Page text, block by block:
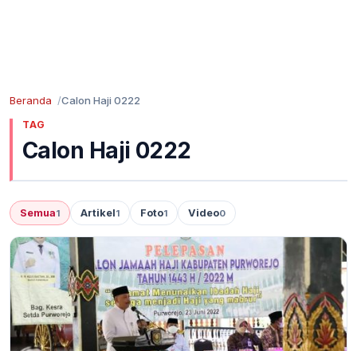
Beranda Calon Haji 0222
TAG
Calon Haji 0222
Semua1 Artikel1 Foto1 Video0